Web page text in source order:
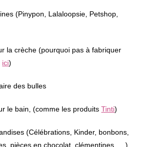
(Pinypon, Lalaloopsie, Petshop,
la crèche (pourquoi pas à fabriquer
ici)
des bulles
le bain, (comme les produitsTinti)
(Célébrations, Kinder, bonbons,
pièces en chocolat, clémentines, …)